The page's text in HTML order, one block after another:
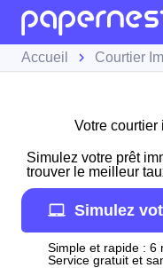
Accueil Courtier
Votre courtier
Simulez votre prêt
trouver le meilleur
Simulez
Simple et rapide : 6
Service gratuit et